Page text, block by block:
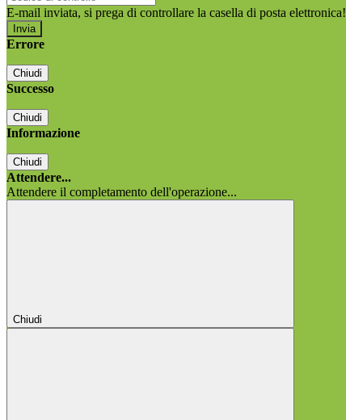
E-mail inviata, si prega di controllare la casella di posta elettronica!
Errore
Chiudi
Successo
Chiudi
Informazione
Chiudi
Attendere...
Attendere il completamento dell'operazione...
Chiudi